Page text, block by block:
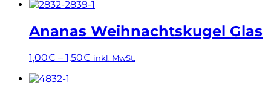
Ananas Weihnachtskugel Glas
1,00€ – 1,50€ inkl. MwSt.
Dieses